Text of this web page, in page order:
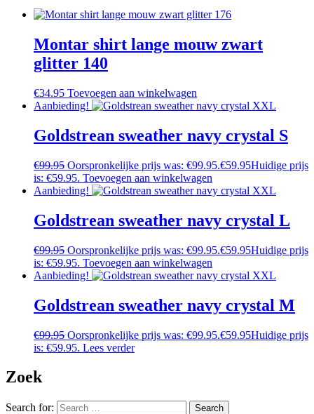
Montar shirt lange mouw zwart
glitter 140
€34.95 Toevoegen aan winkelwagen
Aanbieding!
Goldstrean sweather navy crystal S
€99.95 Oorspronkelijke prijs was: €99.95.€59.95Huidige prijs
is: €59.95. Toevoegen aan winkelwagen
Aanbieding!
Goldstrean sweather navy crystal L
€99.95 Oorspronkelijke prijs was: €99.95.€59.95Huidige prijs
is: €59.95. Toevoegen aan winkelwagen
Aanbieding!
Goldstrean sweather navy crystal M
€99.95 Oorspronkelijke prijs was: €99.95.€59.95Huidige prijs
is: €59.95. Lees verder
Zoek
Search for: